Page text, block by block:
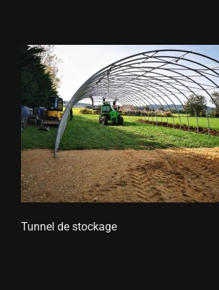
METALLERIE
ÉQUIPEMENTS AGRICOLES
CONTACT
Tunnel de stockage